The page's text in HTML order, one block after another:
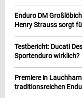
Enduro DM
Henry Strauss sorgt
Testbericht: Ducati
Sportenduro wirklich?
Premiere in
traditionsreichen